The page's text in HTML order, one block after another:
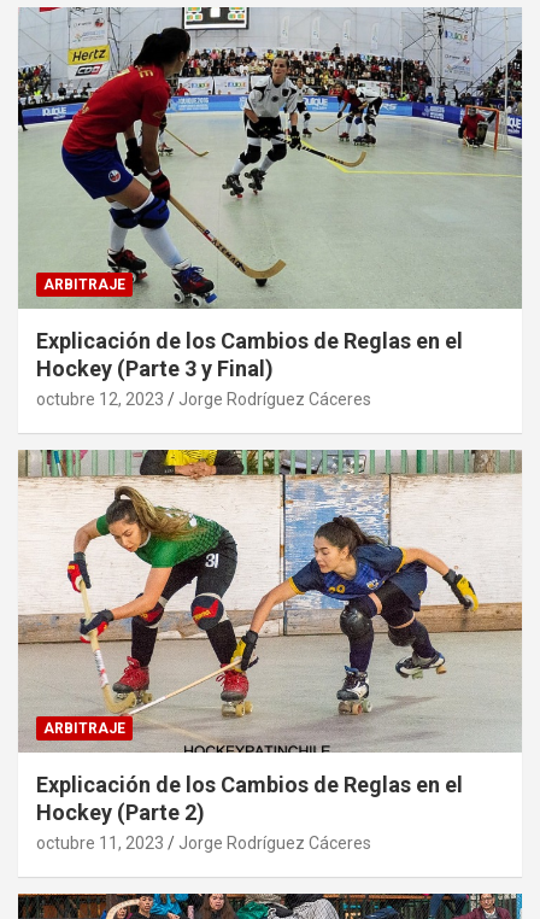
ARBITRAJE
Explicación de los Cambios de Reglas en el
Hockey (Parte 3 y Final)
octubre 12, 2023 Jorge Rodríguez Cáceres
ARBITRAJE
Explicación de los Cambios de Reglas en el
Hockey (Parte 2)
octubre 11, 2023 Jorge Rodríguez Cáceres